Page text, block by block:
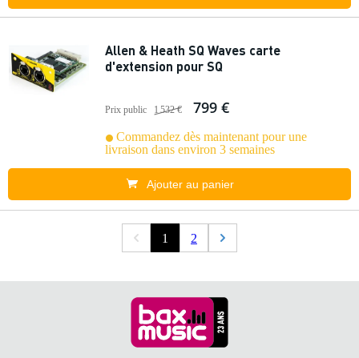
Allen & Heath SQ Waves carte
d'extension pour SQ
Prix public 1 532 € 799 €
Commandez dès maintenant pour une
livraison dans environ 3 semaines
Ajouter au panier
1 2